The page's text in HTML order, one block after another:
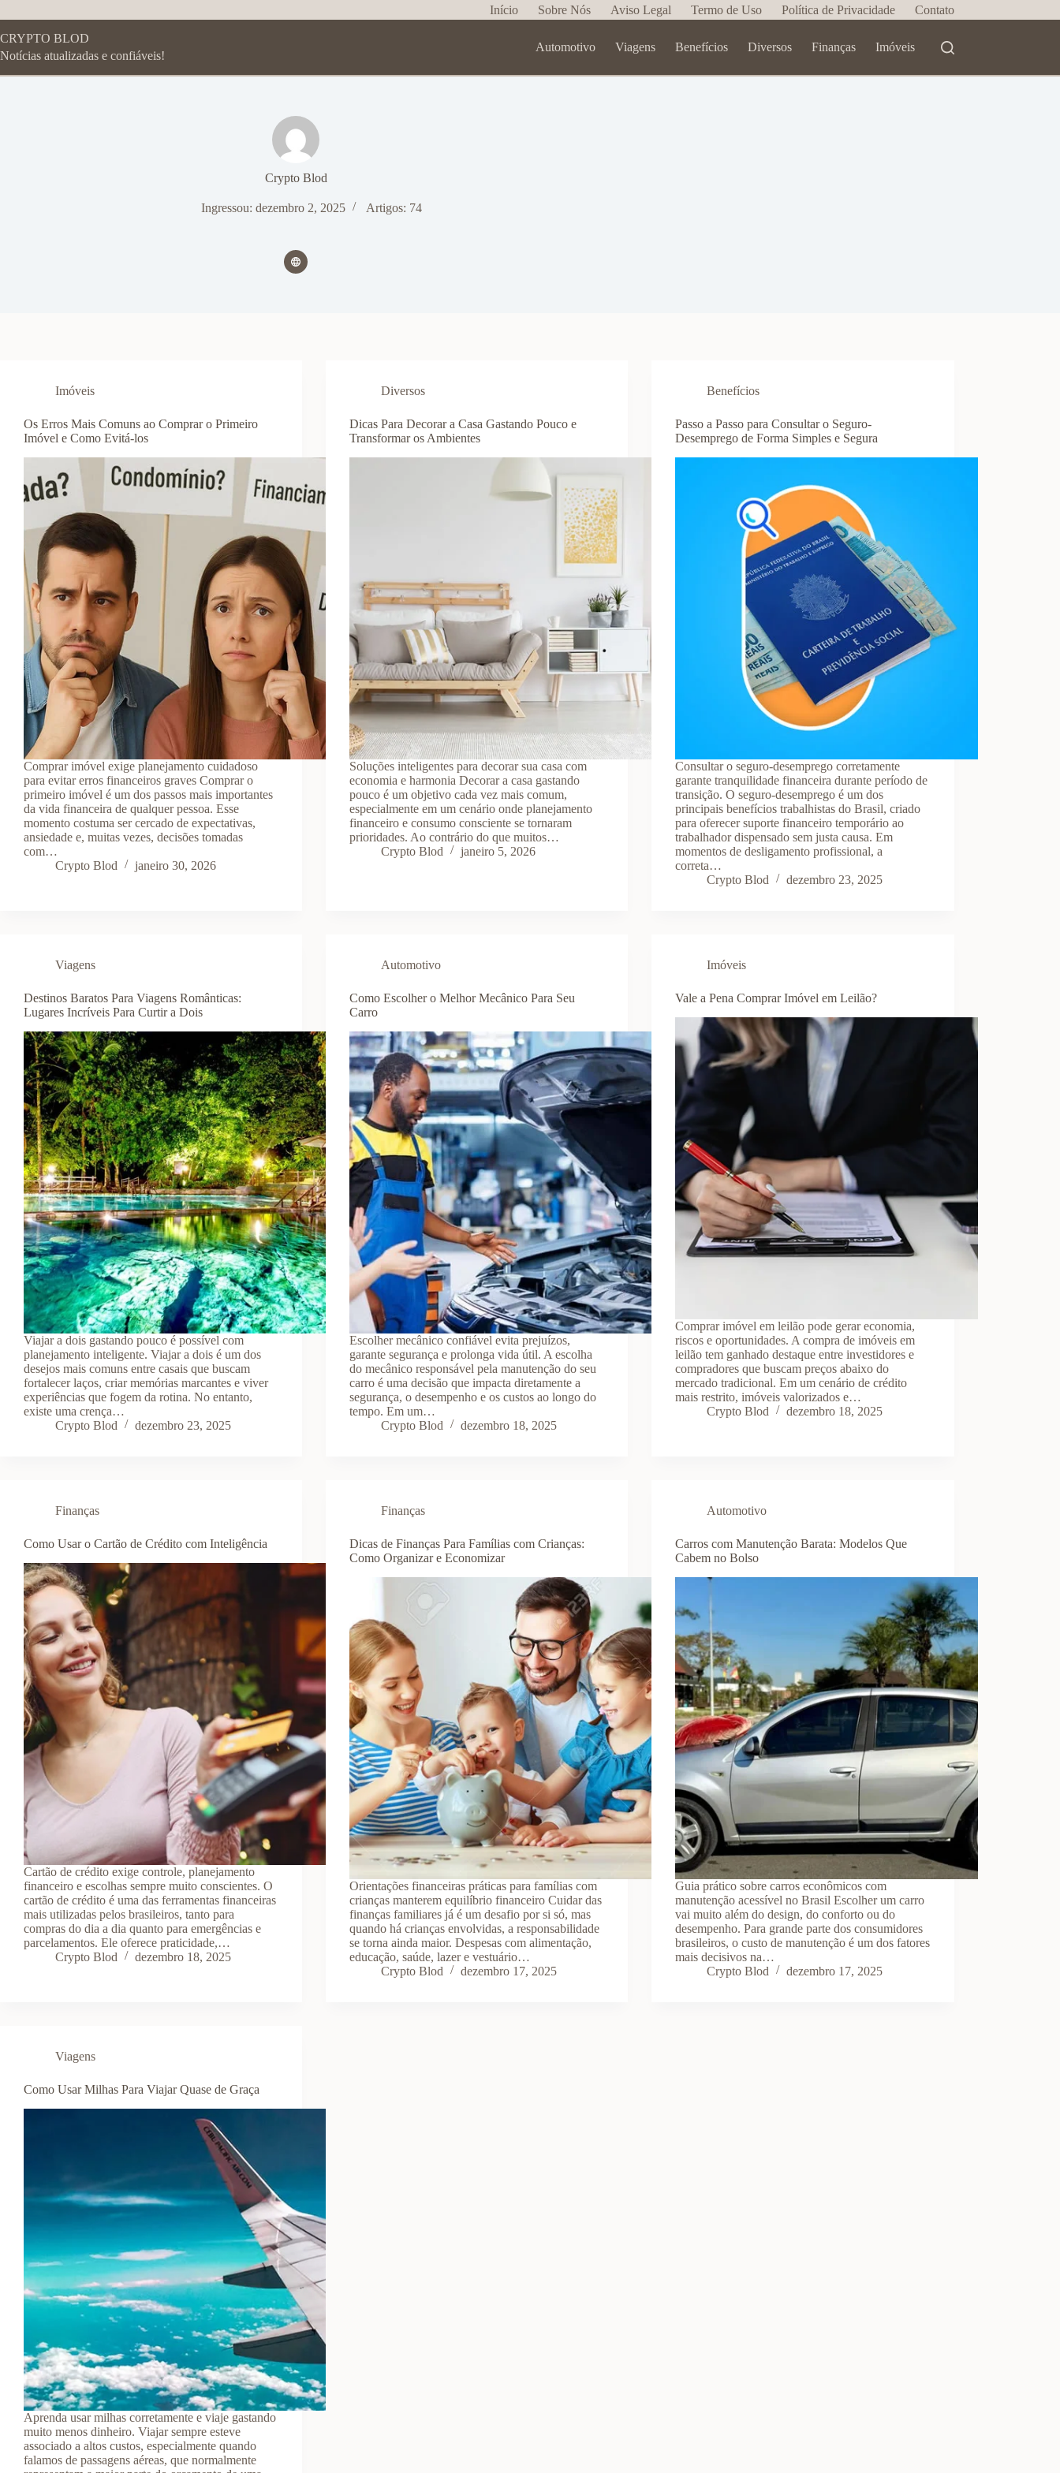
para
o
conteúdo
Início Sobre Nós Aviso Legal Termo de Uso Política de Privacidade Contato
CRYPTO BLOD
Notícias atualizadas e confiáveis!
Automotivo Viagens Benefícios Diversos Finanças Imóveis
Crypto Blod
Ingressou: dezembro 2, 2025 Artigos: 74
Imóveis
Os Erros Mais Comuns ao Comprar o Primeiro
Imóvel e Como Evitá-los
Comprar imóvel exige planejamento cuidadoso
para evitar erros financeiros graves Comprar o
primeiro imóvel é um dos passos mais importantes
da vida financeira de qualquer pessoa. Esse
momento costuma ser cercado de expectativas,
ansiedade e, muitas vezes, decisões tomadas
com…
Crypto Blod
janeiro 30, 2026
Diversos
Dicas Para Decorar a Casa Gastando Pouco e
Transformar os Ambientes
Soluções inteligentes para decorar sua casa com
economia e harmonia Decorar a casa gastando
pouco é um objetivo cada vez mais comum,
especialmente em um cenário onde planejamento
financeiro e consumo consciente se tornaram
prioridades. Ao contrário do que muitos…
Crypto Blod
janeiro 5, 2026
Benefícios
Passo a Passo para Consultar o Seguro-
Desemprego de Forma Simples e Segura
Consultar o seguro-desemprego corretamente
garante tranquilidade financeira durante período de
transição. O seguro-desemprego é um dos
principais benefícios trabalhistas do Brasil, criado
para oferecer suporte financeiro temporário ao
trabalhador dispensado sem justa causa. Em
momentos de desligamento profissional, a
correta…
Crypto Blod
dezembro 23, 2025
Viagens
Destinos Baratos Para Viagens Românticas:
Lugares Incríveis Para Curtir a Dois
Viajar a dois gastando pouco é possível com
planejamento inteligente. Viajar a dois é um dos
desejos mais comuns entre casais que buscam
fortalecer laços, criar memórias marcantes e viver
experiências que fogem da rotina. No entanto,
existe uma crença…
Crypto Blod
dezembro 23, 2025
Automotivo
Como Escolher o Melhor Mecânico Para Seu
Carro
Escolher mecânico confiável evita prejuízos,
garante segurança e prolonga vida útil. A escolha
do mecânico responsável pela manutenção do seu
carro é uma decisão que impacta diretamente a
segurança, o desempenho e os custos ao longo do
tempo. Em um…
Crypto Blod
dezembro 18, 2025
Imóveis
Vale a Pena Comprar Imóvel em Leilão?
Comprar imóvel em leilão pode gerar economia,
riscos e oportunidades. A compra de imóveis em
leilão tem ganhado destaque entre investidores e
compradores que buscam preços abaixo do
mercado tradicional. Em um cenário de crédito
mais restrito, imóveis valorizados e…
Crypto Blod
dezembro 18, 2025
Finanças
Como Usar o Cartão de Crédito com Inteligência
Cartão de crédito exige controle, planejamento
financeiro e escolhas sempre muito conscientes. O
cartão de crédito é uma das ferramentas financeiras
mais utilizadas pelos brasileiros, tanto para
compras do dia a dia quanto para emergências e
parcelamentos. Ele oferece praticidade,…
Crypto Blod
dezembro 18, 2025
Finanças
Dicas de Finanças Para Famílias com Crianças:
Como Organizar e Economizar
Orientações financeiras práticas para famílias com
crianças manterem equilíbrio financeiro Cuidar das
finanças familiares já é um desafio por si só, mas
quando há crianças envolvidas, a responsabilidade
se torna ainda maior. Despesas com alimentação,
educação, saúde, lazer e vestuário…
Crypto Blod
dezembro 17, 2025
Automotivo
Carros com Manutenção Barata: Modelos Que
Cabem no Bolso
Guia prático sobre carros econômicos com
manutenção acessível no Brasil Escolher um carro
vai muito além do design, do conforto ou do
desempenho. Para grande parte dos consumidores
brasileiros, o custo de manutenção é um dos fatores
mais decisivos na…
Crypto Blod
dezembro 17, 2025
Viagens
Como Usar Milhas Para Viajar Quase de Graça
Aprenda usar milhas corretamente e viaje gastando
muito menos dinheiro. Viajar sempre esteve
associado a altos custos, especialmente quando
falamos de passagens aéreas, que normalmente